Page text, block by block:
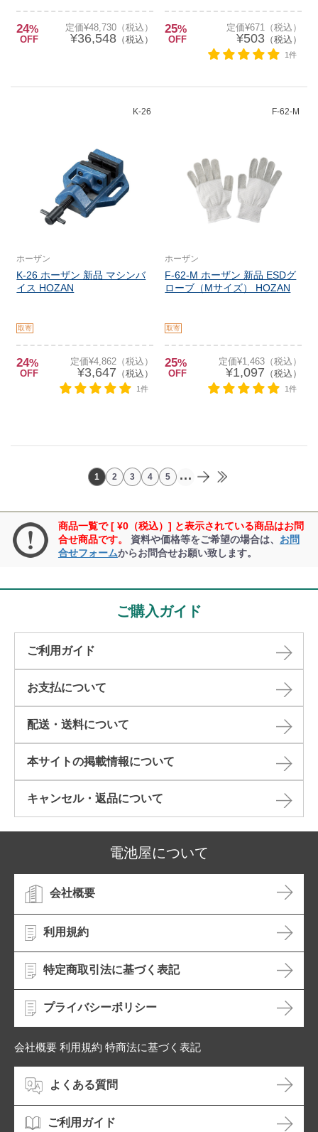
24%
OFF
定価¥48,730（税込）
¥36,548（税込）
25%
OFF
定価¥671（税込）
¥503（税込）
1件
K-26
ホーザン
K-26 ホーザン 新品 マシンバ
イス HOZAN
取寄
24%
OFF
定価¥4,862（税込）
¥3,647 （税込）
1件
F-62-M
ホーザン
F-62-M ホーザン 新品 ESDグ
ローブ（Mサイズ） HOZAN
取寄
25%
OFF
定価¥1,463（税込）
¥1,097 （税込）
1件
1 2 3 4 5 ...
商品一覧で [ ¥0（税込）] と表示されている商品はお問
合せ商品です。
資料や価格等をご希望の場合は、 お問
合せフォームからお問合せお願い致します。
ご購入ガイド
ご利用ガイド
お支払について
配送・送料について
本サイトの掲載情報について​
キャンセル・返品について​
電池屋について
会社概要
利用規約
特定商取引法に基づく表記
プライバシーポリシー
会社概要 利用規約 特商法に基づく表記
よくある質問
ご利用ガイド